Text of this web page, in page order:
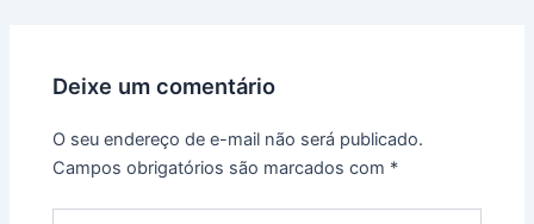
Deixe um comentário
O seu endereço de e-mail não será publicado.
Campos obrigatórios são marcados com *